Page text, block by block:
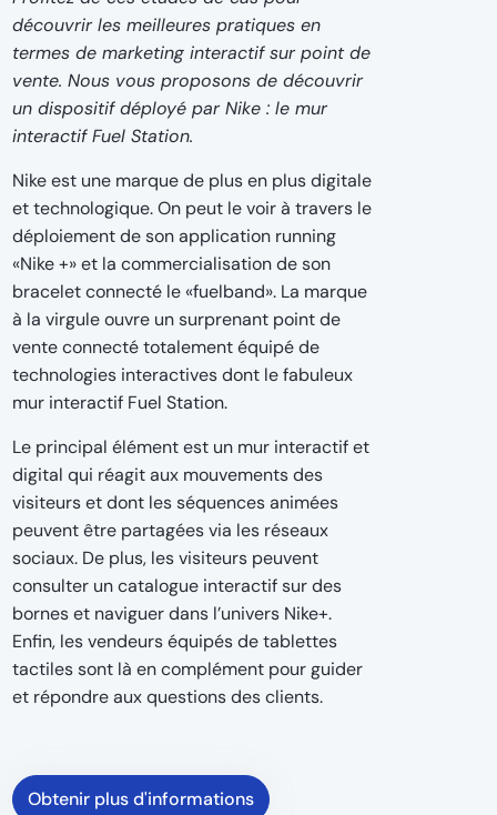
découvrir les meilleures pratiques en
termes de marketing interactif sur point de
vente. Nous vous proposons de découvrir
un dispositif déployé par Nike : le mur
interactif Fuel Station.
Nike est une marque de plus en plus digitale
et technologique. On peut le voir à travers le
déploiement de son application running
«Nike +» et la commercialisation de son
bracelet connecté le «fuelband». La marque
à la virgule ouvre un surprenant point de
vente connecté totalement équipé de
technologies interactives dont le fabuleux
mur interactif Fuel Station.
Le principal élément est un mur interactif et
digital qui réagit aux mouvements des
visiteurs et dont les séquences animées
peuvent être partagées via les réseaux
sociaux. De plus, les visiteurs peuvent
consulter un catalogue interactif sur des
bornes et naviguer dans l’univers Nike+.
Enfin, les vendeurs équipés de tablettes
tactiles sont là en complément pour guider
et répondre aux questions des clients.
Obtenir plus d'informations